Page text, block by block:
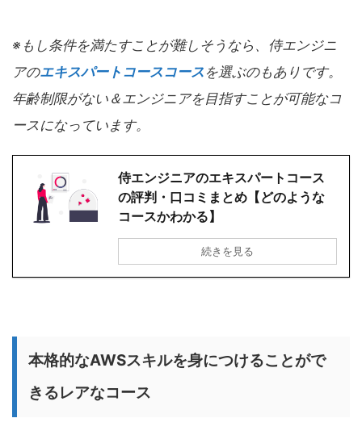
※もし条件を満たすことが難しそうなら、侍エンジニ
アのエキスパートコースコース を選ぶのもありです。
年齢制限がない＆エンジニアを目指すことが可能なコ
ースになっています。
侍エンジニアのエキスパートコース
の評判・口コミまとめ【どのような
コースかわかる】
続きを見る
本格的なAWSスキルを身につけることがで
きるレアなコース